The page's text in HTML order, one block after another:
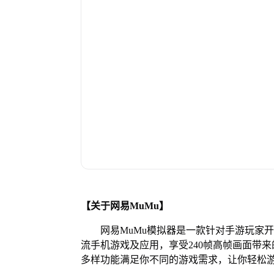
【关于网易MuMu】
网易MuMu模拟器是一款针对手游玩家
流手机游戏及应用，享受240帧高帧画面带
多样功能满足你不同的游戏需求，让你轻松